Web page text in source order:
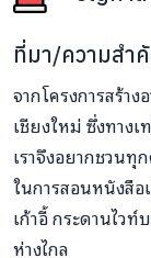
ที่มา/ความสำ
จากโครงการสร้า
เชียงใหม่ ซึ่งทาง
เราจึงอยากชวน
ในการสอนหนังสื
เก้าอี้ กระดานไว
ห่างไกล